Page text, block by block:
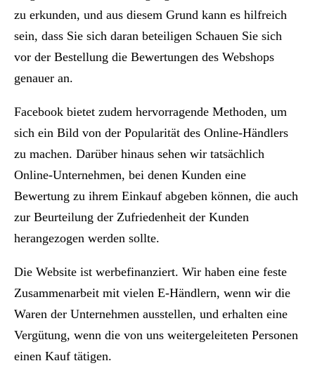
zu erkunden, und aus diesem Grund kann es hilfreich
sein, dass Sie sich daran beteiligen Schauen Sie sich
vor der Bestellung die Bewertungen des Webshops
genauer an.
Facebook bietet zudem hervorragende Methoden, um
sich ein Bild von der Popularität des Online-Händlers
zu machen. Darüber hinaus sehen wir tatsächlich
Online-Unternehmen, bei denen Kunden eine
Bewertung zu ihrem Einkauf abgeben können, die auch
zur Beurteilung der Zufriedenheit der Kunden
herangezogen werden sollte.
Die Website ist werbefinanziert. Wir haben eine feste
Zusammenarbeit mit vielen E-Händlern, wenn wir die
Waren der Unternehmen ausstellen, und erhalten eine
Vergütung, wenn die von uns weitergeleiteten Personen
einen Kauf tätigen.